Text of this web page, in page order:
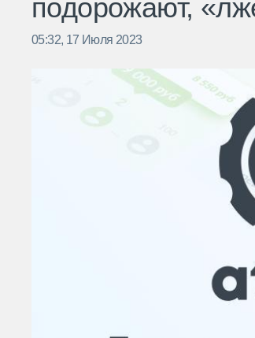
подорожают,
05:32, 17 Июля 2023